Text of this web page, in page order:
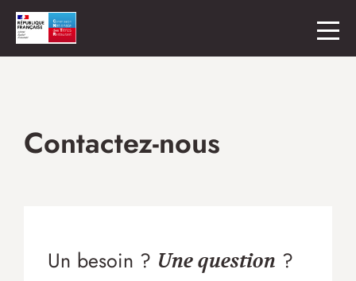
Contactez-nous
Un besoin ? Une question ?